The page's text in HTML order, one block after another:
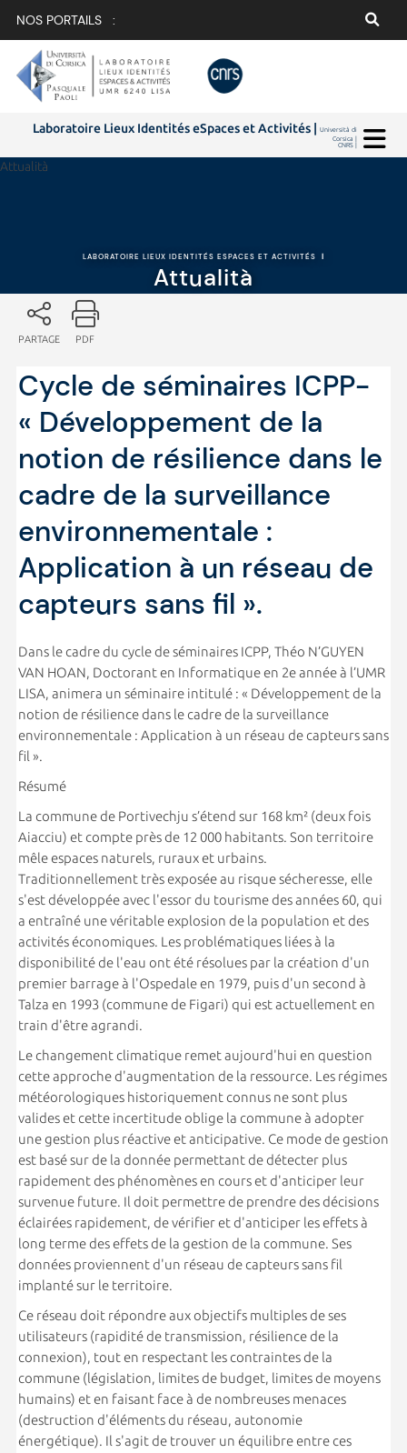
NOS PORTAILS :
Laboratoire Lieux Identités eSpaces et Activités |Università di
Corsica |
CNRS |
Attualità
LABORATOIRE LIEUX IDENTITÉS ESPACES ET ACTIVITÉS |
Attualità
PARTAGE PDF
Cycle de séminaires ICPP-
« Développement de la
notion de résilience dans le
cadre de la surveillance
environnementale :
Application à un réseau de
capteurs sans fil ».
Dans le cadre du cycle de séminaires ICPP, Théo N’GUYEN
VAN HOAN, Doctorant en Informatique en 2e année à l’UMR
LISA, animera un séminaire intitulé : « Développement de la
notion de résilience dans le cadre de la surveillance
environnementale : Application à un réseau de capteurs sans
fil ».
Résumé
La commune de Portivechju s’étend sur 168 km² (deux fois
Aiacciu) et compte près de 12 000 habitants. Son territoire
mêle espaces naturels, ruraux et urbains.
Traditionnellement très exposée au risque sécheresse, elle
s'est développée avec l'essor du tourisme des années 60, qui
a entraîné une véritable explosion de la population et des
activités économiques. Les problématiques liées à la
disponibilité de l'eau ont été résolues par la création d'un
premier barrage à l'Ospedale en 1979, puis d'un second à
Talza en 1993 (commune de Figari) qui est actuellement en
train d'être agrandi.
Le changement climatique remet aujourd'hui en question
cette approche d'augmentation de la ressource. Les régimes
météorologiques historiquement connus ne sont plus
valides et cette incertitude oblige la commune à adopter
une gestion plus réactive et anticipative. Ce mode de gestion
est basé sur de la donnée permettant de détecter plus
rapidement des phénomènes en cours et d'anticiper leur
survenue future. Il doit permettre de prendre des décisions
éclairées rapidement, de vérifier et d'anticiper les effets à
long terme des effets de la gestion de la commune. Ses
données proviennent d'un réseau de capteurs sans fil
implanté sur le territoire.
Ce réseau doit répondre aux objectifs multiples de ses
utilisateurs (rapidité de transmission, résilience de la
connexion), tout en respectant les contraintes de la
commune (législation, limites de budget, limites de moyens
humains) et en faisant face à de nombreuses menaces
(destruction d'éléments du réseau, autonomie
énergétique). Il s'agit de trouver un équilibre entre ces